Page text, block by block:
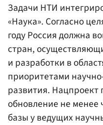
Задачи НТИ
«Наука». Согласно
году Россия должна
стран,
и разработки в
приоритетами
развития. Нацпроект
обновление не
базы у ведущих